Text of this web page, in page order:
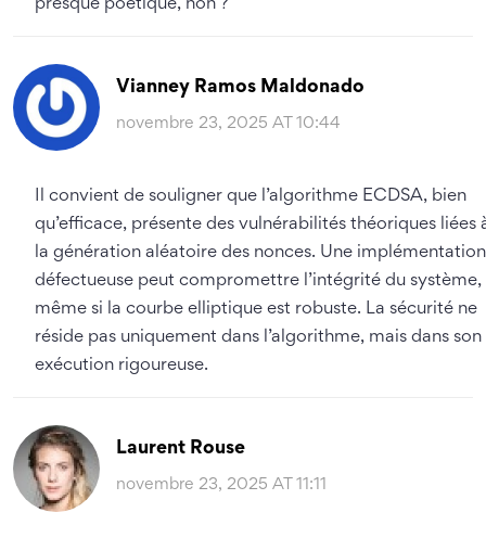
presque poétique, non ?
Vianney Ramos Maldonado
novembre 23, 2025 AT 10:44
Il convient de souligner que l’algorithme ECDSA, bien
qu’efficace, présente des vulnérabilités théoriques liées
la génération aléatoire des nonces. Une implémentation
défectueuse peut compromettre l’intégrité du système,
même si la courbe elliptique est robuste. La sécurité ne
réside pas uniquement dans l’algorithme, mais dans son
exécution rigoureuse.
Laurent Rouse
novembre 23, 2025 AT 11:11